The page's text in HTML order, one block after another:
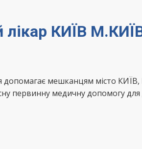
КИЇВ
мешканцям місто
первинну медичну допомогу